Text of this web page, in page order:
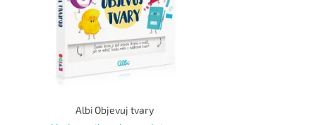
Albi Objevuj tvary